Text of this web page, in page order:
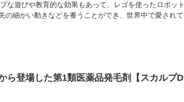
な遊びや教育的な効果もあって、レゴを使ったロボット
細かい動きなどを養うことができ、世界中で愛されて
ら登場した第1類医薬品発毛剤【スカルプD